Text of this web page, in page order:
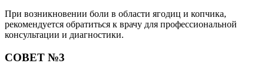
При возникновении боли в области ягодиц и копчика,
рекомендуется обратиться к врачу для профессиональной
консультации и диагностики.
СОВЕТ №3